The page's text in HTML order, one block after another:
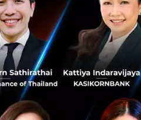
ส่วนเข็มที่สองนั้น รอประมาณ 4
ทุก ๆ ท่านอีกครั้ง
News sinopharm วัคซีนโควิด-19 เรื่องน่ารู้-